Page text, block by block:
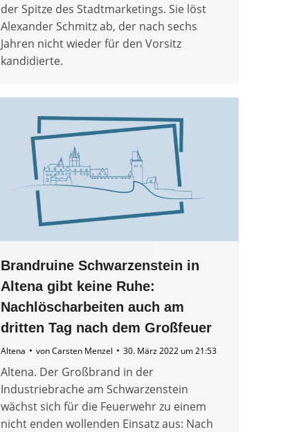
der Spitze des Stadtmarketings. Sie löst
Alexander Schmitz ab, der nach sechs
Jahren nicht wieder für den Vorsitz
kandidierte.
Brandruine Schwarzenstein in
Altena gibt keine Ruhe:
Nachlöscharbeiten auch am
dritten Tag nach dem Großfeuer
Altena vonCarsten Menzel 30. März 2022 um 21:53
Altena. Der Großbrand in der
Industriebrache am Schwarzenstein
wächst sich für die Feuerwehr zu einem
nicht enden wollenden Einsatz aus: Nach